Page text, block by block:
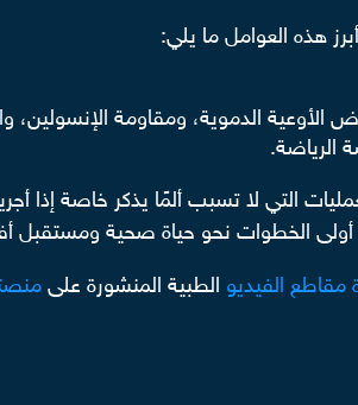
هذه العوامل ما يلي:
الأوعية الدموية، ومقاومة الإنسولين،
الرياضة.
التي لا تسبب ألمًا يذكر خاصة إذا
أولى الخطوات نحو حياة صحية ومستقبل
الفيديو الطبية المنشورة على